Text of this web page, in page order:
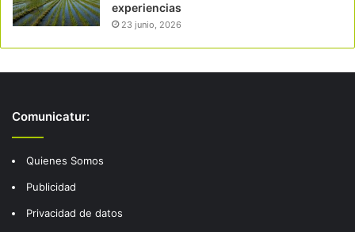
experiencias
23 junio, 2026
Comunicatur:
Quienes Somos
Publicidad
Privacidad de datos